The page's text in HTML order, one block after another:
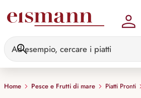
Home Pesce e Frutti di mare Piatti Pronti